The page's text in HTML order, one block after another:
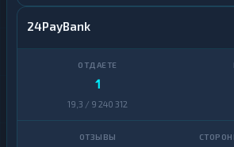
24PayBank
1
19,3 / 9 240 312